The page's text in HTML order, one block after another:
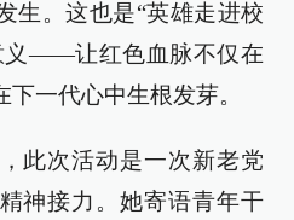
生。这也是“英雄走进校
义——让红色血脉不仅在
一代心中生根发芽。
此次活动是一次新老党
神接力。她寄语青年干